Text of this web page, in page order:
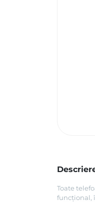
Toate
funcțional,